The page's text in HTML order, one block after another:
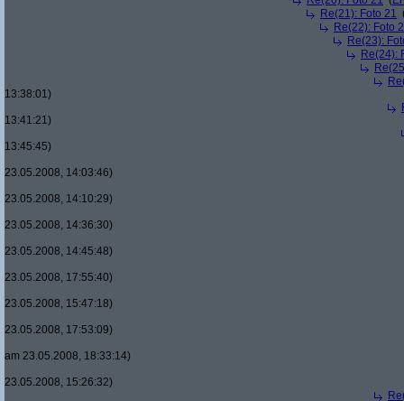
Re(21): Foto 21
Re(22): Foto
Re(23):
Re(24):
13:38:01)
13:41:21)
13:45:45)
23.05.2008, 14:03:46)
23.05.2008, 14:10:29)
23.05.2008, 14:36:30)
23.05.2008, 14:45:48)
23.05.2008, 17:55:40)
23.05.2008, 15:47:18)
23.05.2008, 17:53:09)
am 23.05.2008, 18:33:14)
23.05.2008, 15:26:32)